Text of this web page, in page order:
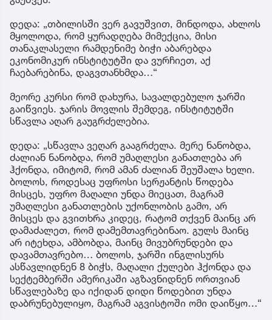
დედა: „თბილისში ვერ გავუშვით, მინდოდა, ახლოს
მყოლოდა, რომ ყურადღება მიმექცია, მისი
თანაკლასელი რამდენიმე ბიჭი აბარებდა
ეკონომიკურ ინსტიტუტში და ვურჩიეთ, აქ
ჩაებარებინა, დაგვთანხმდა…“
მეორე კურსი რომ დახურა, სავალდებულო ჯარში
გაიწვიეს. ჯარის მოვლის შემდეგ, ინსტიტუტში
სწავლა აღარ გაუგრძელებია.
დედა: „სწავლა ვეღარ გააგრძელა. მერე ნანობდა,
ძალიან ნანობდა, რომ უმაღლესი განათლება არ
ჰქონდა, იმიტომ, რომ ამან ძალიან შეუშალა ხელი.
ბოლოს, როდესაც უფროსი სერჟანტის წოდება
მისცეს, უფრო მაღალი უნდა მიეცათ, მაგრამ
უმაღლესი განათლების უქონლობის გამო, არ
მისცეს და გვითხრა კიდეც, რატომ თქვენ მაინც არ
დამაძალეთ, რომ დამემთავრებინაო. გულს მაინც
არ იტეხდა, ამბობდა, მაინც მივუბრუნდები და
დავამთავრებო… ბოლოს, ჯარში ინგლისურს
ასწავლიდნენ 8 ბიჭს, მაღალი ქულები ჰქონდა და
სექტემბერში ამერიკაში აგზავნიდნენ ორთვიან
სწავლებაზე და იქიდან დიდი წოდებით უნდა
დაბრუნებულიყო, მაგრამ აგვისტოში ომი დაიწყო…“